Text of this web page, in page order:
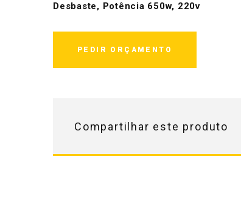
Desbaste, Potência 650w, 220v
PEDIR ORÇAMENTO
Compartilhar este produto